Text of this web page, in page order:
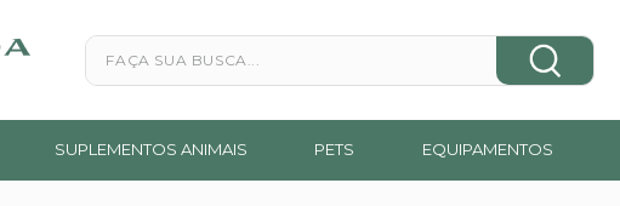
Faça sua busca...
SUPLEMENTOS ANIMAIS PETS EQUIPAMENTOS